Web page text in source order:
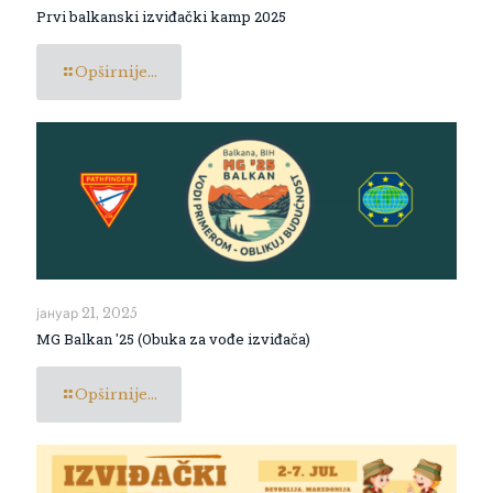
Prvi balkanski izviđački kamp 2025
Opširnije...
јануар 21, 2025
MG Balkan ′25 (Obuka za vođe izviđača)
Opširnije...